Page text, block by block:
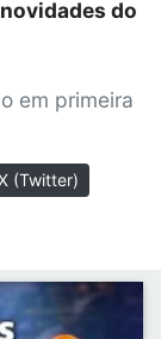
do
em primeira
(Twitter)